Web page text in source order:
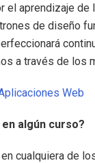
el aprendizaje
de diseño
a través de los
Web
algún curso?
cualquiera de